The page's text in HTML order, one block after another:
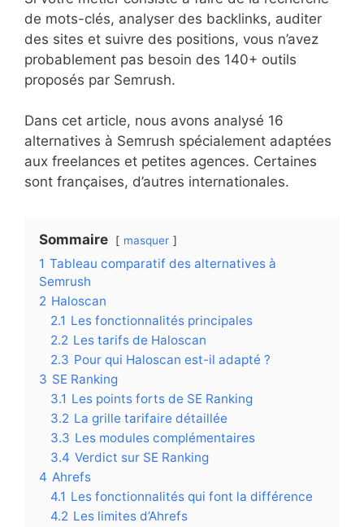
de mots-clés, analyser des backlinks, auditer
des sites et suivre des positions, vous n’avez
probablement pas besoin des 140+ outils
proposés par Semrush.
Dans cet article, nous avons analysé 16
alternatives à Semrush spécialement adaptées
aux freelances et petites agences. Certaines
sont françaises, d’autres internationales.
Sommaire masquer
1 Tableau comparatif des alternatives à
Semrush
2 Haloscan
2.1 Les fonctionnalités principales
2.2 Les tarifs de Haloscan
2.3 Pour qui Haloscan est-il adapté ?
3 SE Ranking
3.1 Les points forts de SE Ranking
3.2 La grille tarifaire détaillée
3.3 Les modules complémentaires
3.4 Verdict sur SE Ranking
4 Ahrefs
4.1 Les fonctionnalités qui font la différence
4.2 Les limites d’Ahrefs